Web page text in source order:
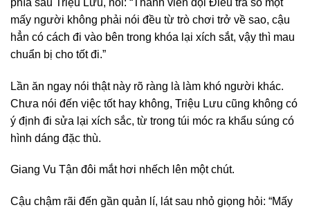
mấy người không phải nói đều từ trò chơi trở về sao, cậu
hẳn có cách đi vào bên trong khóa lại xích sắt, vậy thì mau
chuẩn bị cho tốt đi.”
Lần ăn ngay nói thật này rõ ràng là làm khó người khác.
Chưa nói đến việc tốt hay không, Triệu Lưu cũng không có
ý định đi sửa lại xích sắc, từ trong túi móc ra khẩu súng có
hình dáng đặc thù.
Giang Vu Tận đôi mắt hơi nhếch lên một chút.
Cậu chậm rãi đến gần quản lí, lát sau nhỏ giọng hỏi: “Mấy